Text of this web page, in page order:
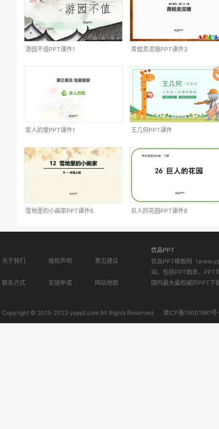
游园不值PPT课件1 青蛙卖泥塘PPT课件3
家人的爱PPT课件1 王几何PPT课件
雪地里的小画家PPT课件6 巨人的花园PPT课件8
关于我们 版权声明 意见建议
联系方式 友链申请 网站地图
优品PPT
优品PPT模板网（
站。包括PPT图表、PPT
国内最大最权威的PPT下
Copyright © 2015-2023 ypppt.com All Rights Reserved. 津ICP备15001961号